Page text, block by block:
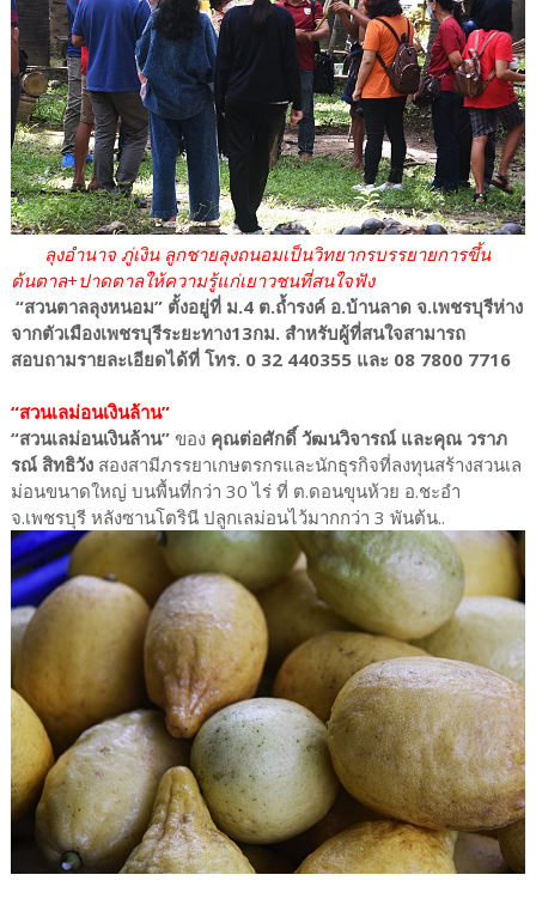
ลุงอำนาจ ภู่เงิน ลูกชายลุงถนอมเป็นวิทยากรบรรยายการขึ้น
ต้นตาล+ปาดตาลให้ความรู้แก่เยาวชนที่สนใจฟัง
“สวนตาลลุงหนอม” ตั้งอยู่ที่ ม.4 ต.ถ้ำรงค์ อ.บ้านลาด จ.เพชรบุรีห่าง
จากตัวเมืองเพชรบุรีระยะทาง13กม. สำหรับผู้ที่สนใจสามารถ
สอบถามรายละเอียดได้ที่ โทร. 0 32 440355 และ 08 7800 7716
“สวนเลม่อนเงินล้าน”
“สวนเลม่อนเงินล้าน”ของ คุณต่อศักดิ์ วัฒนวิจารณ์ และคุณ วราภ
รณ์ สิทธิวัง สองสามีภรรยาเกษตรกรและนักธุรกิจที่ลงทุนสร้างสวนเล
ม่อนขนาดใหญ่ บนพื้นที่กว่า 30 ไร่ ที่ ต.ดอนขุนห้วย อ.ชะอำ
จ.เพชรบุรี หลังซานโตรินี ปลูกเลม่อนไว้มากกว่า 3 พันต้น..